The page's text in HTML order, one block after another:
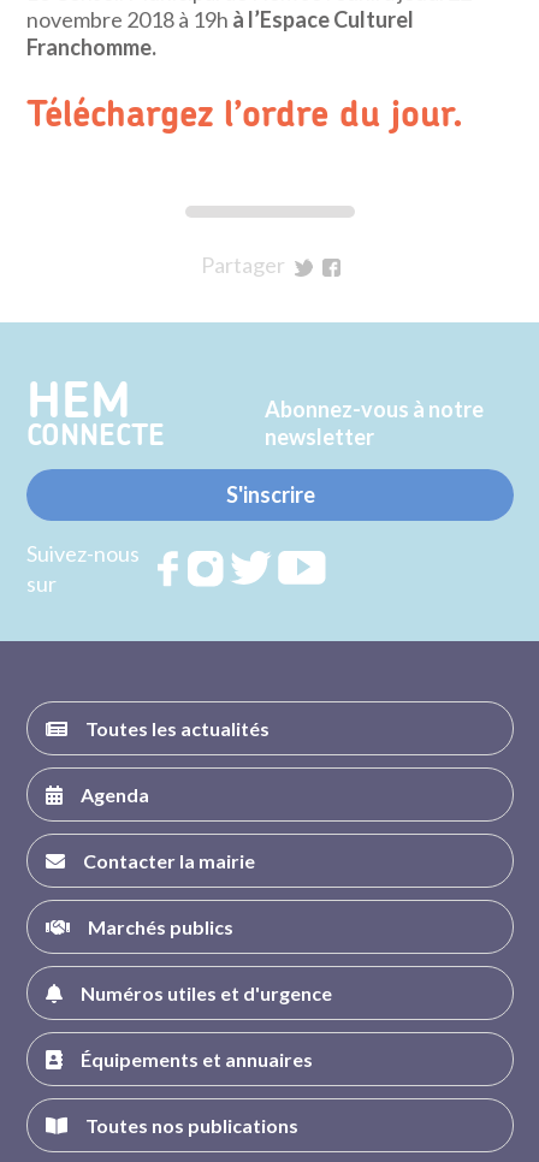
novembre 2018 à 19h à l’Espace Culturel
Franchomme.
Téléchargez l’ordre du jour.
Partager
Twitter
Facebook
HEM
CONNECTE
Abonnez-vous à notre
newsletter
S'inscrire
Suivez-nous
sur
RejoignezRejoignezRejoignez
Toutes les actualités
Agenda
Contacter la mairie
Marchés publics
Numéros utiles et d'urgence
Équipements et annuaires
Toutes nos publications